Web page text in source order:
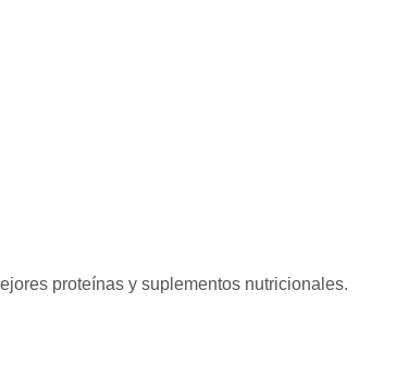
proteínas y suplementos nutricionales.